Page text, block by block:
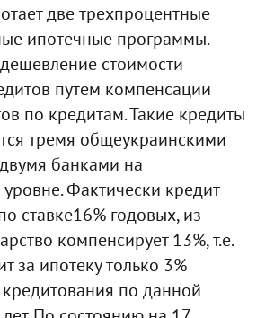
две трехпроцентные
ипотечные программы.
стоимости
путем компенсации
по кредитам. Такие кредиты
тремя общеукраинскими
банками на
Фактически кредит
ставке16% годовых, из
компенсирует 13%, т.е.
за ипотеку только 3%
по данной